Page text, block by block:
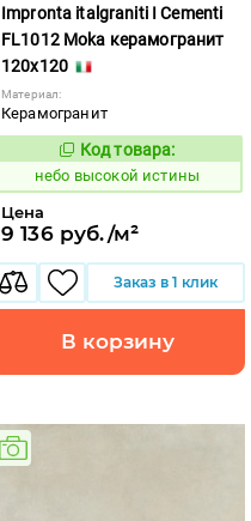
Impronta italgraniti I Cementi
FL1012 Moka керамогранит
120x120
Материал:
Керамогранит
1111411
Код товара:
небо высокой истины
Цена
9 136 руб./м²
Заказ в 1 клик
В корзину